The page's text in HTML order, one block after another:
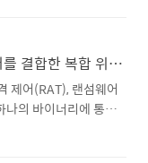
포하였으며 메일 본문
니다. 공격자는 개발
경로뿐 아니라, AI 개
는 프로젝트 지침 파
부 도구, 사용자가 안
립트까지 공격 경로
스틸러·RAT·랜섬웨어를 결합한 복합 위협 악성코드 분석 - MoscowTeam_Steal
제어(RAT), 랜섬웨어
의 바이너리에 통합
었습니다. 해당 악성